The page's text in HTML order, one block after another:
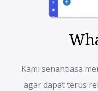
Kami senantiasa
agar dapat terus